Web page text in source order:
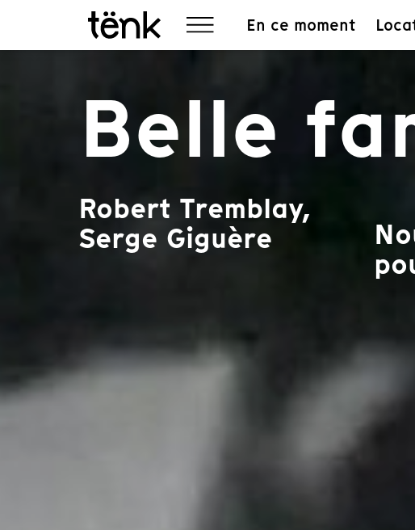
En ce moment
Belle
Robert Tremblay,
Serge Giguère